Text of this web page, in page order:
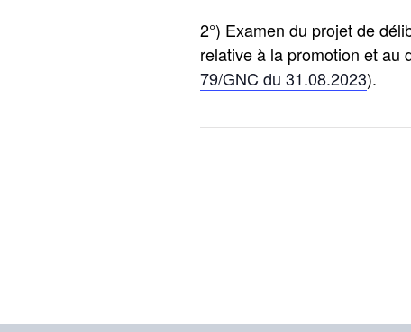
2°) Examen du projet de
relative à la promotion et au
79/GNC du 31.08.2023).